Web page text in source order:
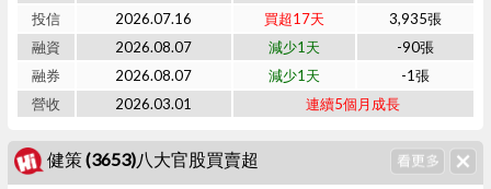
投信
2026.07.16 買超17天
3,935張
融資
2026.08.07 減少1天
-90張
融券
2026.08.07 減少1天
-1張
營收
2026.03.01 連續5個月成長
健策 (3653)八大官股買賣超